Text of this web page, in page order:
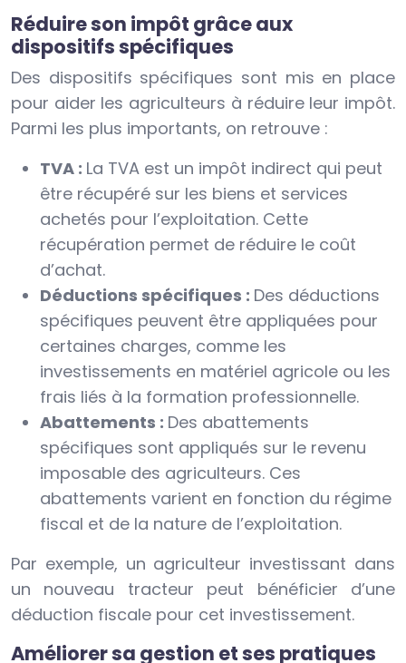
Réduire son impôt grâce aux
dispositifs spécifiques
Des dispositifs spécifiques sont mis en place
pour aider les agriculteurs à réduire leur impôt.
Parmi les plus importants, on retrouve :
TVA : La TVA est un impôt indirect qui peut
être récupéré sur les biens et services
achetés pour l’exploitation. Cette
récupération permet de réduire le coût
d’achat.
Déductions spécifiques : Des déductions
spécifiques peuvent être appliquées pour
certaines charges, comme les
investissements en matériel agricole ou les
frais liés à la formation professionnelle.
Abattements : Des abattements
spécifiques sont appliqués sur le revenu
imposable des agriculteurs. Ces
abattements varient en fonction du régime
fiscal et de la nature de l’exploitation.
Par exemple, un agriculteur investissant dans
un nouveau tracteur peut bénéficier d’une
déduction fiscale pour cet investissement.
Améliorer sa gestion et ses pratiques